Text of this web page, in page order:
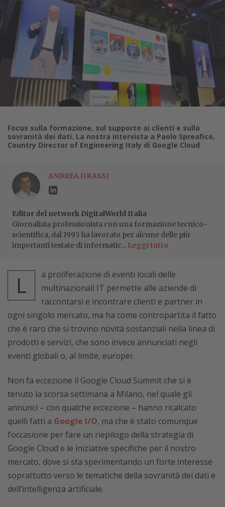
Focus sulla formazione, sul supporto ai clienti e sulla
sovranità dei dati. La nostra intervista a Paolo Spreafico,
Country Director of Engineering Italy di Google Cloud
ANDREA GRASSI
Editor del network DigitalWorld Italia
Giornalista professionista con una formazione tecnico-
scientifica, dal 1995 ha lavorato per alcune delle più
importanti testate di informatic... Leggi tutto
L
a proliferazione di eventi locali delle
multinazionali IT permette alle aziende di
raccontarsi e incontrare clienti e partner in
ogni singolo mercato, ma ha come contropartita il fatto
che è raro che si trovino novità sostanziali nella linea di
prodotti e servizi, che sono invece annunciati negli
eventi globali o, al limite, europei.
Non fa eccezione il Google Cloud Summit che si è
tenuto la scorsa settimana a Milano, nel quale gli
annunci – con qualche eccezione – hanno ricalcato
quelli fatti a Google I/O, ma che è stato comunque
l’occasione per fare un riepilogo della strategia di
Google Cloud e le iniziative specifiche per il nostro
mercato, dove si sta sperimentando un forte interesse
soprattutto verso le tematiche della sovranità dei dati e
dell’intelligenza artificiale.